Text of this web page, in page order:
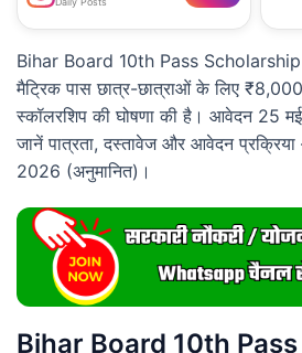
Bihar Board 10th Pass Scholarship
मैट्रिक पास छात्र-छात्राओं के लिए
स्कॉलरशिप की घोषणा की है। आवेदन 25
जानें पात्रता, दस्तावेज और आवेदन
2026 (अनुमानित)।
Bihar Board 10th